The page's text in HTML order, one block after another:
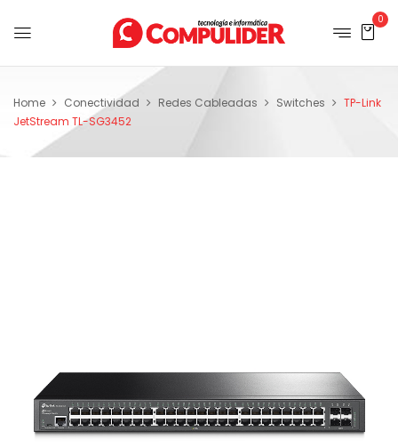
0
Home Conectividad Redes Cableadas Switches
TP-Link
JetStream TL-SG3452